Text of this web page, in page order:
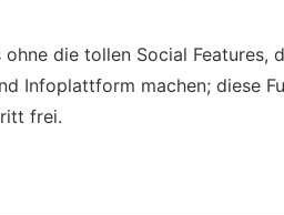
ohne die tollen Social Features,
Infoplattform machen; diese
frei.